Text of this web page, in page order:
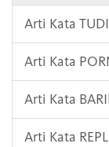
Arti Kata
Arti Kata
Arti Kata
Arti Kata